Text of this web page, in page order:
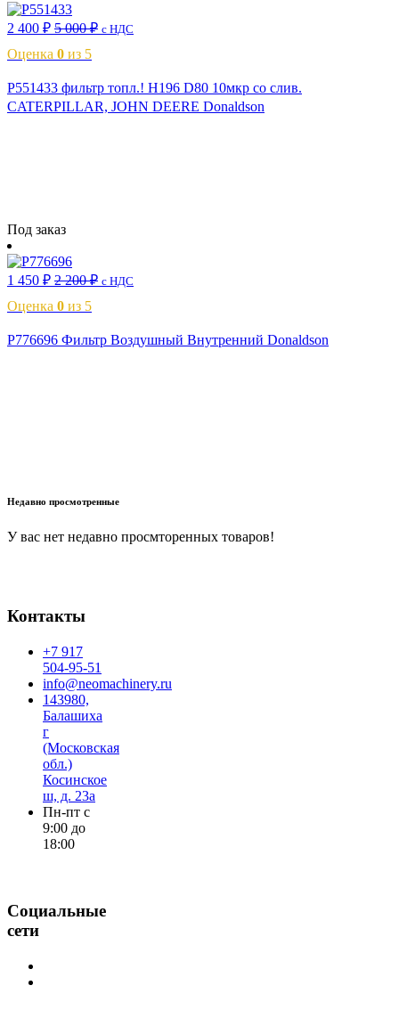
2 400 ₽ 5 000₽ с НДС
Оценка 0 из 5
P551433 фильтр топл.! H196 D80 10мкр со слив.
CATERPILLAR, JOHN DEERE Donaldson
Под заказ
1 450 ₽ 2 200₽ с НДС
Оценка 0 из 5
P776696 Фильтр Воздушный Внутренний Donaldson
Недавно просмотренные
У вас нет недавно просмторенных товаров!
Контакты
+7 917
504-95-51
info@neomachinery.ru
143980,
Балашиха
г
(Московская
обл.)
Косинское
ш, д. 23а
Пн-пт с
9:00 до
18:00
Социальные
сети